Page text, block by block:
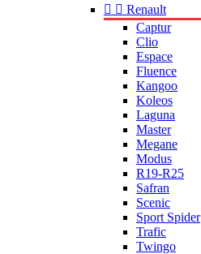
  Renault
Captur
Clio
Espace
Fluence
Kangoo
Koleos
Laguna
Master
Megane
Modus
R19-R25
Safran
Scenic
Sport Spider
Trafic
Twingo